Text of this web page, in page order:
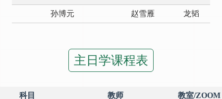
孙博元 赵雪雁 龙韬
主日学课程表
科目 教师 教室/ZOOM